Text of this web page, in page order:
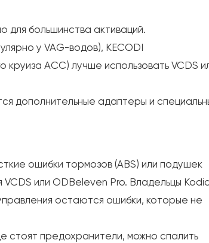
для большинства активаций.
у VAG-водов), KECODI
ACC) лучше использовать VCDS
дополнительные адаптеры и
ошибки тормозов (ABS) или подушек
или ODBeleven Pro. Владельцы
остаются ошибки, которые не
стоят предохранители, можно спалить